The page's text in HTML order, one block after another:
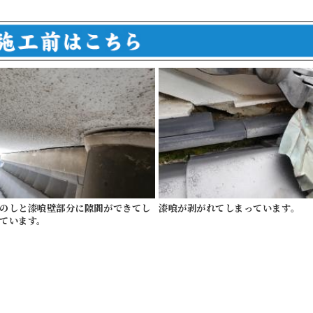
しと漆喰壁部分に隙間ができてし
います。
漆喰が剥がれてしまっています。